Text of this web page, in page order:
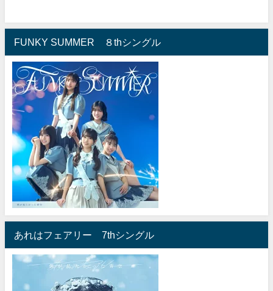
FUNKY SUMMER ８thシングル
あれはフェアリー 7thシングル